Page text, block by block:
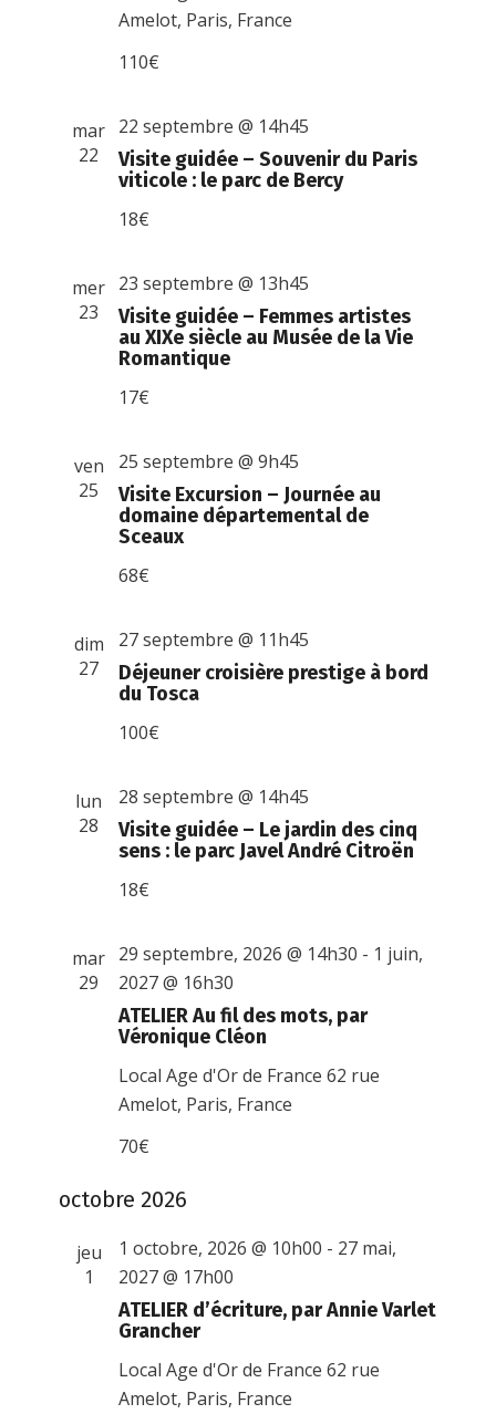
Amelot, Paris, France
110€
mar
22
Visite guidée – Souvenir du Paris
viticole : le parc de Bercy
22 septembre @ 14h45
18€
mer
23
Visite guidée – Femmes artistes
au XIXe siècle au Musée de la Vie
Romantique
23 septembre @ 13h45
17€
ven
25
Visite Excursion – Journée au
domaine départemental de
Sceaux
25 septembre @ 9h45
68€
dim
27
Déjeuner croisière prestige à bord
du Tosca
27 septembre @ 11h45
100€
lun
28
Visite guidée – Le jardin des cinq
sens : le parc Javel André Citroën
28 septembre @ 14h45
18€
mar
29
ATELIER Au fil des mots, par
Véronique Cléon
29 septembre, 2026 @ 14h30 - 1 juin,
2027 @ 16h30
Local Age d'Or de France62 rue
Amelot, Paris, France
70€
octobre 2026
jeu
1
ATELIER d’écriture, par Annie Varlet
Grancher
1 octobre, 2026 @ 10h00 - 27 mai,
2027 @ 17h00
Local Age d'Or de France62 rue
Amelot, Paris, France